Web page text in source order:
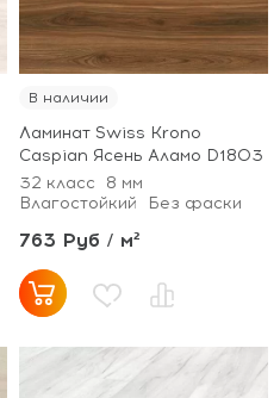
В наличии
Ламинат Swiss Krono
Caspian Ясень Аламо D1803
32 класс
8 мм
Влагостойкий
Без фаски
763 Руб / м²